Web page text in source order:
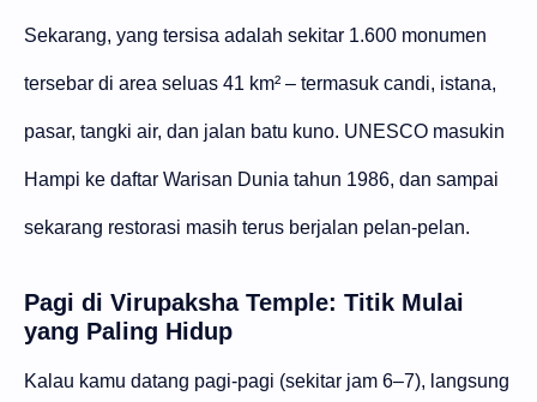
Sekarang, yang tersisa adalah sekitar 1.600 monumen
tersebar di area seluas 41 km² – termasuk candi, istana,
pasar, tangki air, dan jalan batu kuno. UNESCO masukin
Hampi ke daftar Warisan Dunia tahun 1986, dan sampai
sekarang restorasi masih terus berjalan pelan-pelan.
Pagi di Virupaksha Temple: Titik Mulai
yang Paling Hidup
Kalau kamu datang pagi-pagi (sekitar jam 6–7), langsung